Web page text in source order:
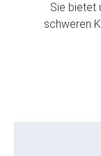
Sie bietet
schweren